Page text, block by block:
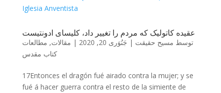
عقیده کاتولیک که مردم را تغییر داد، کلیسای ادونتیست
توسط مسیح حقیقت | جَنُوَری 20, 2020 | مقالات, مطالعات
کتاب مقدس
17Entonces el dragón fué airado contra la mujer; y se
fué á hacer guerra contra el resto de la simiente de